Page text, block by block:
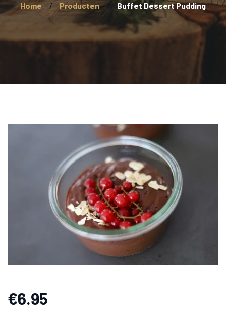
Home Producten Buffet Dessert Pudding
€6.95